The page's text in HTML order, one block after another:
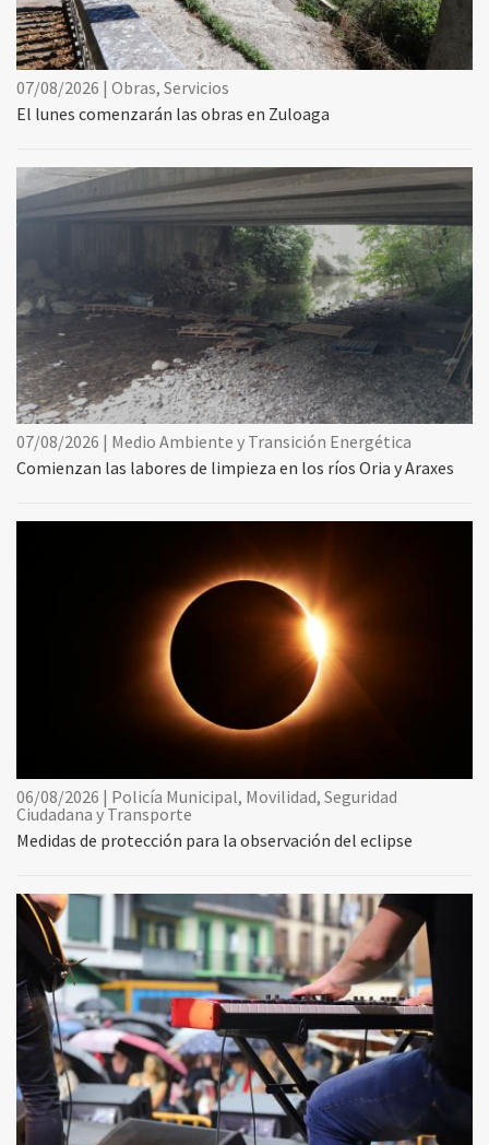
07/08/2026 | Obras, Servicios
El lunes comenzarán las obras en Zuloaga
07/08/2026 | Medio Ambiente y Transición Energética
Comienzan las labores de limpieza en los ríos Oria y Araxes
06/08/2026 | Policía Municipal, Movilidad, Seguridad
Ciudadana y Transporte
Medidas de protección para la observación del eclipse